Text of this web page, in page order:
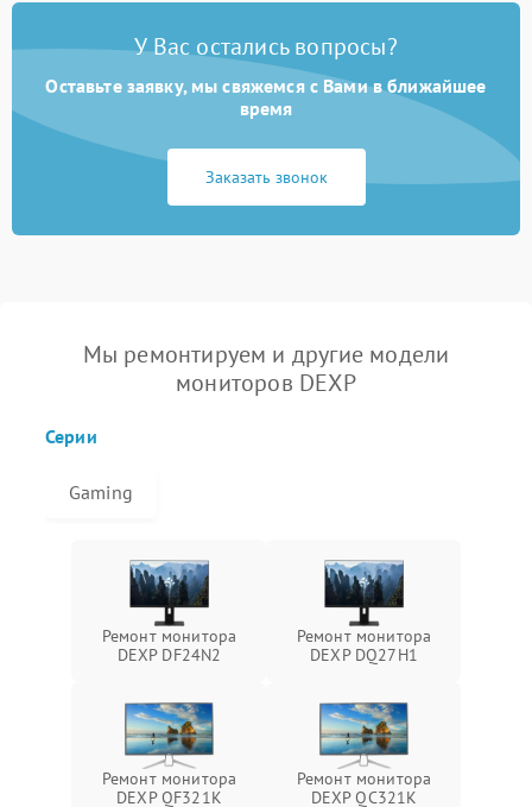
У Вас остались вопросы?
Оставьте заявку, мы свяжемся с Вами в ближайшее
время
Заказать звонок
Мы ремонтируем и другие модели
мониторов DEXP
Серии
Gaming
Ремонт монитора
DEXP DF24N2
Ремонт монитора
DEXP DQ27H1
Ремонт монитора
DEXP QF321K
Ремонт монитора
DEXP QC321K